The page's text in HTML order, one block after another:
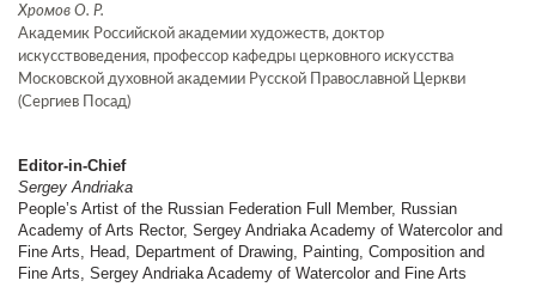
Хромов О. Р.
Академик Российской академии художеств, доктор
искусствоведения, профессор кафедры церковного искусства
Московской духовной академии Русской Православной Церкви
(Сергиев Посад)
Editor-in-Chief
Sergey Andriaka
People’s Artist of the Russian Federation Full Member, Russian
Academy of Arts Rector, Sergey Andriaka Academy of Watercolor and
Fine Arts, Head, Department of Drawing, Painting, Composition and
Fine Arts, Sergey Andriaka Academy of Watercolor and Fine Arts